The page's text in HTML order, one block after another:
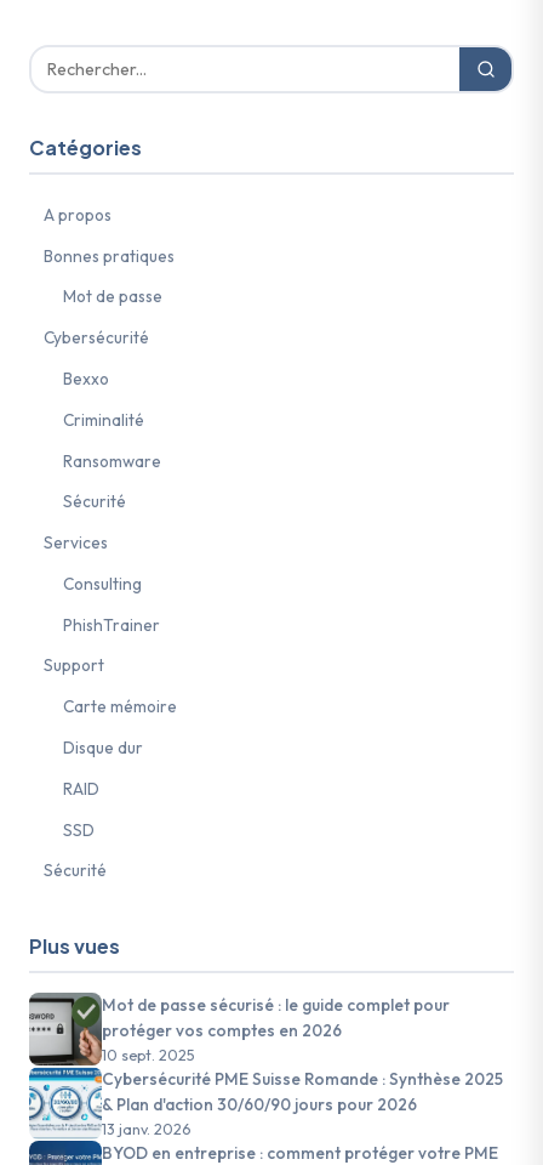
Catégories
A propos
Bonnes pratiques
Mot de passe
Cybersécurité
Bexxo
Criminalité
Ransomware
Sécurité
Services
Consulting
PhishTrainer
Support
Carte mémoire
Disque dur
RAID
SSD
Sécurité
Plus vues
Mot de passe sécurisé : le guide complet pour
protéger vos comptes en 2026
10 sept. 2025
Cybersécurité PME Suisse Romande : Synthèse 2025
& Plan d'action 30/60/90 jours pour 2026
13 janv. 2026
BYOD en entreprise : comment protéger votre PME